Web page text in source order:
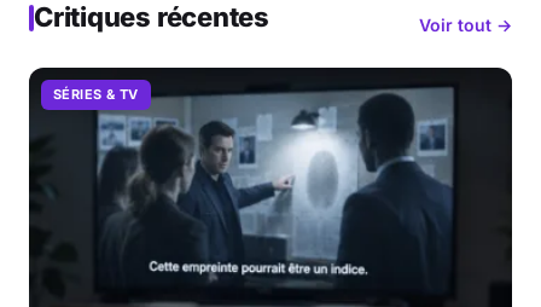
Critiques récentes Voir tout →
SÉRIES & TV